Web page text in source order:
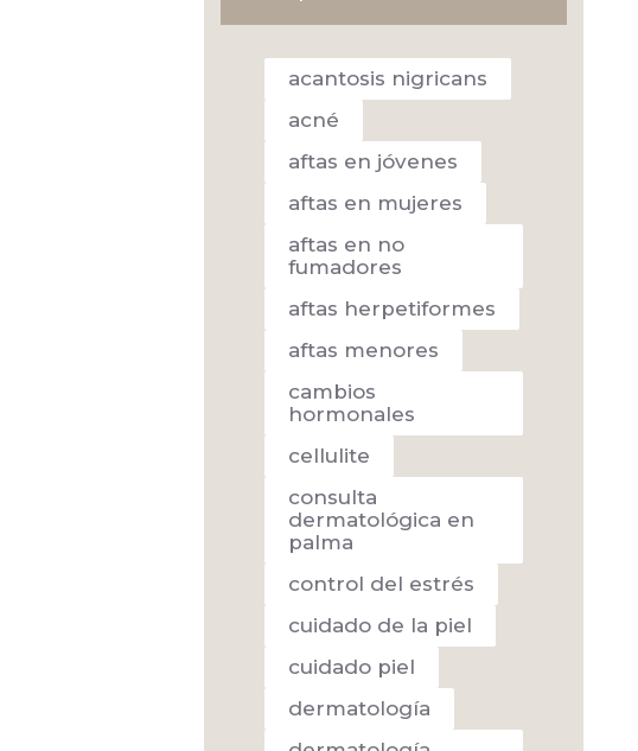
acantosis nigricans
acné
aftas en jóvenes
aftas en mujeres
aftas en no
fumadores
aftas herpetiformes
aftas menores
cambios
hormonales
cellulite
consulta
dermatológica en
palma
control del estrés
cuidado de la piel
cuidado piel
dermatología